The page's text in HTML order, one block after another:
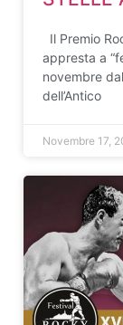
Il Premio
appresta a
novembre
dell’Antico
Novembre 17,